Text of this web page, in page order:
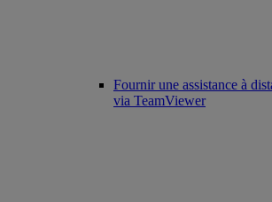
Fournir une assistance à
via TeamViewer